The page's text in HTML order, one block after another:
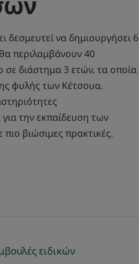
δεσμευτεί να δημιουργήσει 6
περιλαμβάνουν 40
σε διάστημα 3 ετών, τα οποία
φυλής των Κέτσουα.
την εκπαίδευση των
βιώσιμες πρακτικές.
ειδικών